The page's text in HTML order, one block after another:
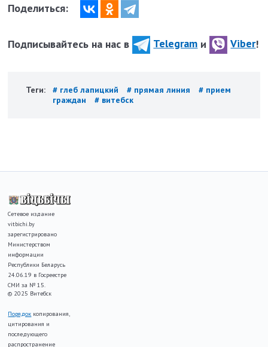
Поделиться:
Подписывайтесь на нас в Telegram и Viber!
Теги: # глеб лапицкий # прямая линия
# прием
граждан
# витебск
Сетевое издание
vitbichi.by
зарегистрировано
Министерством
информации
Республики Беларусь
24.06.19 в Госреестре
СМИ за № 15.
© 2025 Витебск
Порядок копирования,
цитирования и
последующего
распространение